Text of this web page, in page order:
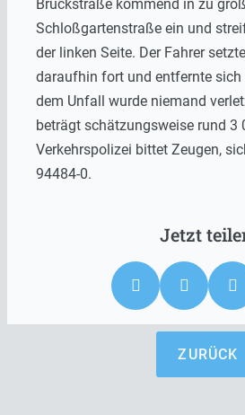
Brückstraße kommend in zu
Schloßgartenstraße ein und
der linken Seite. Der Fahrer
daraufhin fort und entfernte sich
dem Unfall wurde niemand
beträgt schätzungsweise rund 3
Verkehrspolizei bittet Zeugen,
94484-0.
ZURÜCK